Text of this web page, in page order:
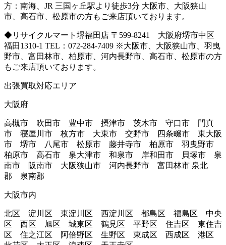
方：南海、JR 三国ヶ丘駅より徒歩3分 大阪市、大阪狭山
市、高石市、松原市の方もご来店頂いております。
◆リサイクルマート堺福田店 〒599-8241 大阪府堺市中区
福田1310-1 TEL：072-284-7409 ※大阪市、大阪狭山市、羽曳
野市、富田林市、柏原市、河内長野市、高石市、松原市の方
もご来店頂いております。
出張買取対応エリア
大阪府
高槻市 吹田市 豊中市 摂津市 茨木市 守口市 門真
市 寝屋川市 枚方市 大東市 交野市 四条畷市 東大阪
市 堺市 八尾市 松原市 藤井寺市 柏原市 羽曳野市
柏原市 高石市 泉大津市 和泉市 岸和田市 貝塚市 泉
南市 阪南市 大阪狭山市 河内長野市 富田林市 泉北
郡 泉南郡
大阪市内
北区 淀川区 東淀川区 西淀川区 都島区 福島区 中央
区 西区 旭区 城東区 鶴見区 平野区 住吉区 東住吉
区 住之江区 阿倍野区 生野区 東成区 西成区 港区